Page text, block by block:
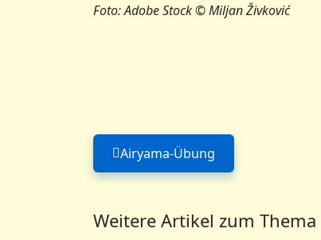
Foto: Adobe Stock © Miljan Živković
Vorheriger Beitrag:
Airyama-Übung
Weitere Artikel zum Thema